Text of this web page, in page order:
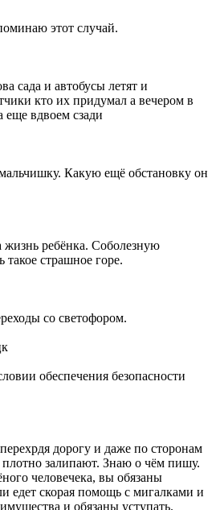
этот случай.
сада и автобусы летят и
кто их придумал а вечером в
еще вдвоем сзади
Какую ещё обстановку он
жизнь ребёнка. Соболезную
страшное горе.
со светофором.
обеспечения безопасности
дорогу и даже по сторонам
залипают. Знаю о чём пишу.
человечека, вы обязаны
едет скорая помощь с мигалками и
и обязаны уступать.